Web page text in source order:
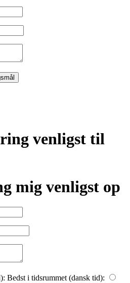
venligst til
mig venligst op
Bedst i tidsrummet (dansk tid):